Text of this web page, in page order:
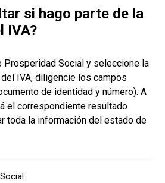
si hago parte de la
IVA?
Prosperidad Social y seleccione la
IVA, diligencie los campos
de identidad y número). A
el correspondiente resultado
toda la información del estado de